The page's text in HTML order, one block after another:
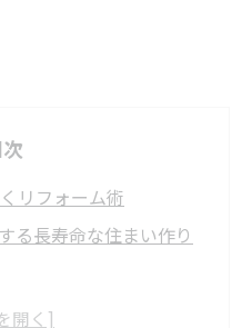
リフォーム術
る長寿命な住まい作り
ォームの選び方と注意